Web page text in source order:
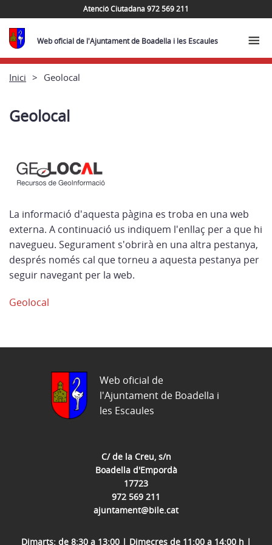
Atenció Ciutadana 972 569 211
Web oficial de l'Ajuntament de Boadella i les Escaules
Inici Geolocal
Geolocal
La informació d'aquesta pàgina es troba en una web
externa. A continuació us indiquem l'enllaç per a que hi
navegueu. Segurament s'obrirà en una altra pestanya,
després només cal que torneu a aquesta pestanya per
seguir navegant per la web.
Geolocal
C/ de la Creu, s/n
Boadella d'Empordà
17723
972 569 211
ajuntament@bile.cat
Dimarts: de 8:30 a 13:00 | Dimecres de 11:00 a 14:00 h |
Web oficial de
l'Ajuntament de Boadella i
les Escaules